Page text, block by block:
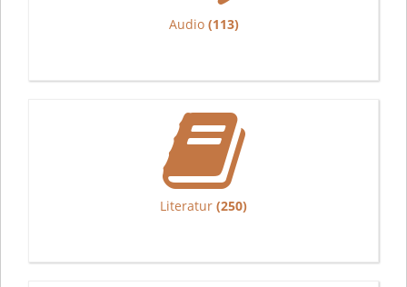
Audio (113)
Literatur (250)